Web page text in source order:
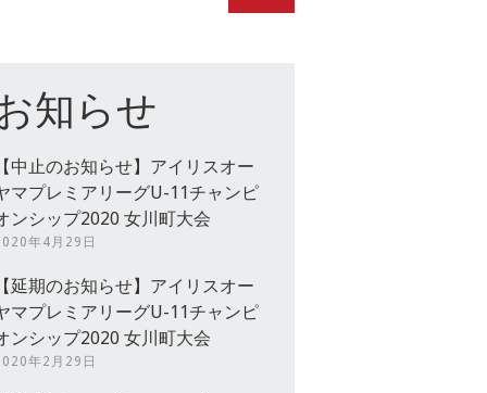
知らせ
中止のお知らせ】アイリスオー
マプレミアリーグU-11チャンピ
ンシップ2020 女川町大会
年4月29日
延期のお知らせ】アイリスオー
マプレミアリーグU-11チャンピ
ンシップ2020 女川町大会
年2月29日